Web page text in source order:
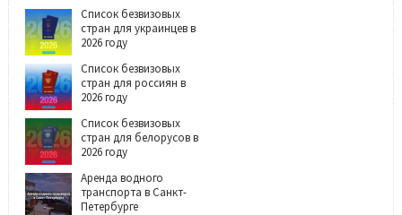
Список безвизовых
стран для украинцев в
2026 году
Список безвизовых
стран для россиян в
2026 году
Список безвизовых
стран для белорусов в
2026 году
Аренда водного
транспорта в Санкт-
Петербурге